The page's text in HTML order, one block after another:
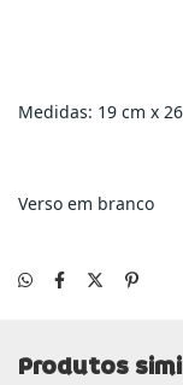
Medidas: 19 cm x
Verso em branco
Produtos